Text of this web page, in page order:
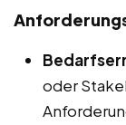
oder